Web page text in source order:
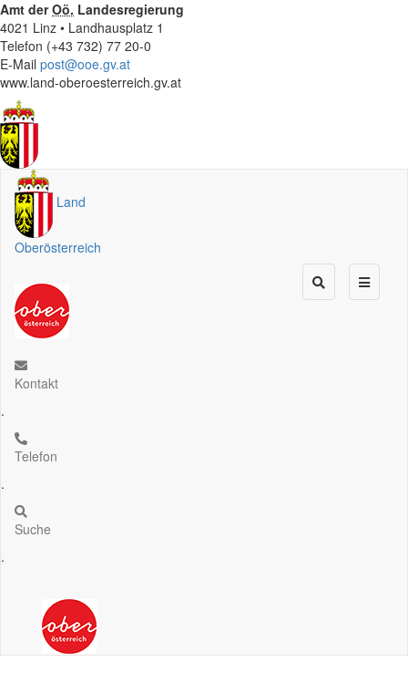
Amt derOö. Landesregierung
4021 Linz • Landhausplatz 1
Telefon (+43 732) 77 20-0
E-Mail post@ooe.gv.at
www.land-oberoesterreich.gv.at
Land
Oberösterreich
Kontakt
.
Telefon
.
Suche
.